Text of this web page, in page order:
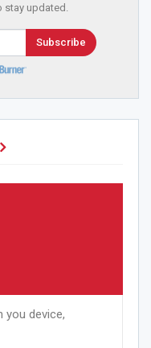
stay updated.
Subscribe
you device,